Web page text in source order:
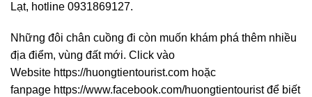
Lạt, hotline 0931869127.
Những đôi chân cuồng đi còn muốn khám phá thêm nhiều
địa điểm, vùng đất mới. Click vào
Website https://huongtientourist.com hoặc
fanpage https://www.facebook.com/huongtientouristđể biết